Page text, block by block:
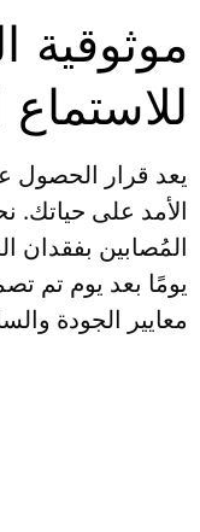
موثوقية
للاستماع
يعد قرار الحصول
الأمد على حياتك.
المُصابين بفقدان
معايير الجودة